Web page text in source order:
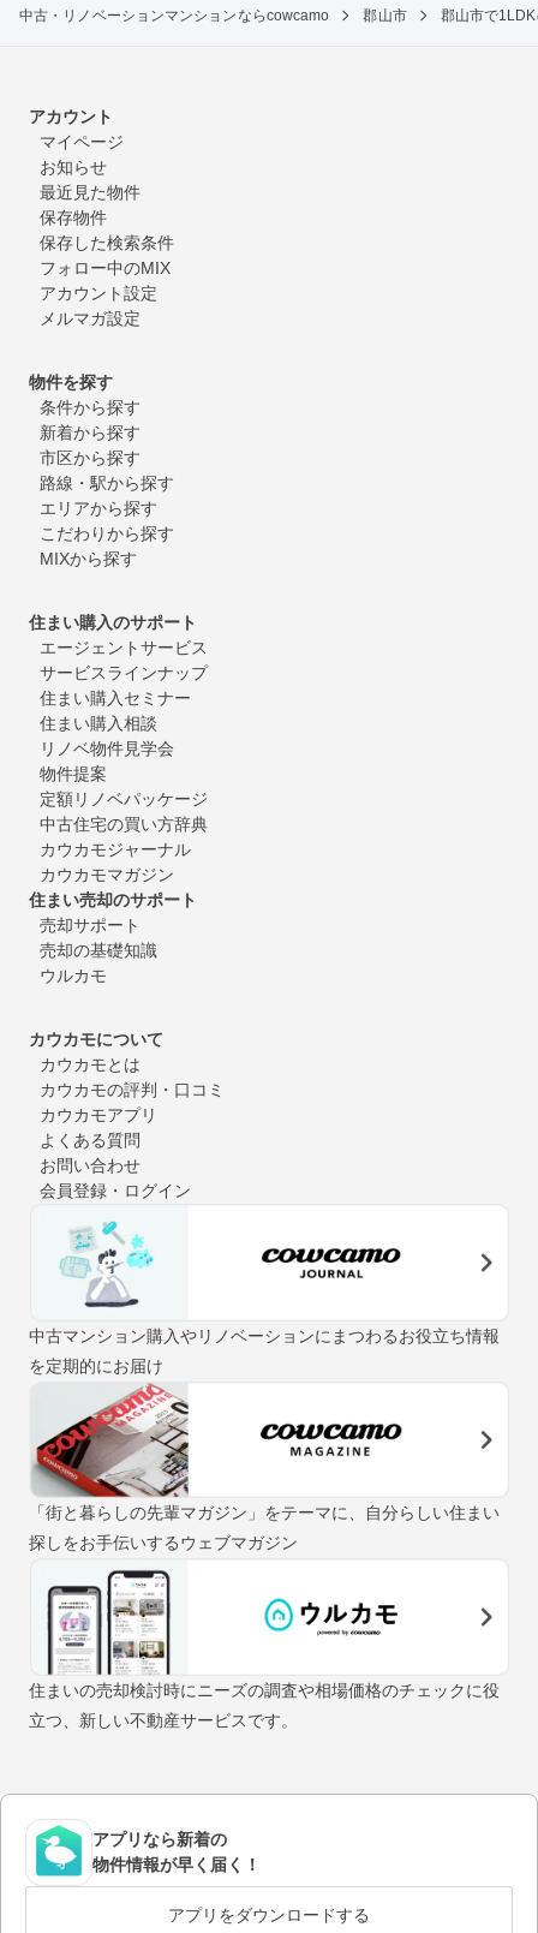
中古・リノベーションマンションならcowcamo 郡山市 郡山市で
アカウント
マイページ
お知らせ
最近見た物件
保存物件
保存した検索条件
フォロー中のMIX
アカウント設定
メルマガ設定
物件を探す
条件から探す
新着から探す
市区から探す
路線・駅から探す
エリアから探す
こだわりから探す
MIXから探す
住まい購入のサポート
エージェントサービス
サービスラインナップ
住まい購入セミナー
住まい購入相談
リノベ物件見学会
物件提案
定額リノベパッケージ
中古住宅の買い方辞典
カウカモジャーナル
カウカモマガジン
住まい売却のサポート
売却サポート
売却の基礎知識
ウルカモ
カウカモについて
カウカモとは
カウカモの評判・口コミ
カウカモアプリ
よくある質問
お問い合わせ
会員登録・ログイン
中古マンション購入やリノベーションにまつわるお役立ち情報
を定期的にお届け
「街と暮らしの先輩マガジン」をテーマに、自分らしい住まい
探しをお手伝いするウェブマガジン
住まいの売却検討時にニーズの調査や相場価格のチェックに役
立つ、新しい不動産サービスです。
アプリなら新着の
物件情報が早く届く！
アプリをダウンロードする